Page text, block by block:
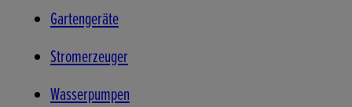
Gartengeräte
Stromerzeuger
Wasserpumpen